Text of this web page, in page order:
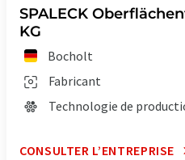
SPALECK
KG
Bocholt
Fabricant
Technologie de
CONSULTER L’ENTREPRISE